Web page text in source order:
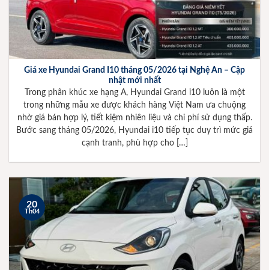
Giá xe Hyundai Grand I10 tháng 05/2026 tại Nghệ An – Cập
nhật mới nhất
Trong phân khúc xe hạng A, Hyundai Grand i10 luôn là một
trong những mẫu xe được khách hàng Việt Nam ưa chuộng
nhờ giá bán hợp lý, tiết kiệm nhiên liệu và chi phí sử dụng thấp.
Bước sang tháng 05/2026, Hyundai i10 tiếp tục duy trì mức giá
cạnh tranh, phù hợp cho […]
20
Th04